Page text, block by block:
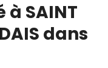
à SAINT
dans